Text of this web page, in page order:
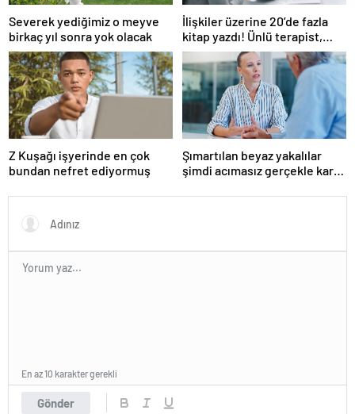
Severek yediğimiz o meyve
birkaç yıl sonra yok olacak
İlişkiler üzerine 20’de fazla
kitap yazdı! Ünlü terapist,
boşanmaların gerçek
suçlularını açıklıyor
Z Kuşağı işyerinde en çok
bundan nefret ediyormuş
Şımartılan beyaz yakalılar
şimdi acımasız gerçekle karşı
Gönder
En az 10 karakter gerekli